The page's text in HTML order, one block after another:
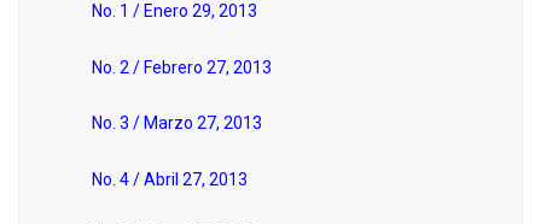
No. 1 / Enero 29, 2013
No. 2 / Febrero 27, 2013
No. 3 / Marzo 27, 2013
No. 4 / Abril 27, 2013